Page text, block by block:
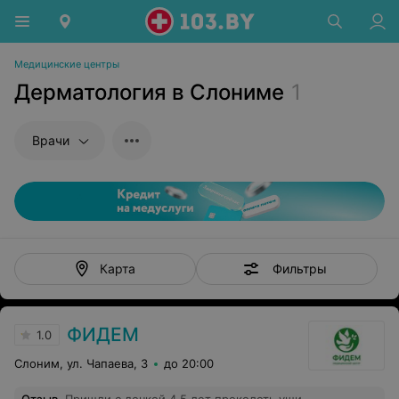
Медицинские центры
Дерматология в Слониме 1
Врачи
Карта Фильтры
1.0 ФИДЕМ
Слоним, ул. Чапаева, 3 до 20:00